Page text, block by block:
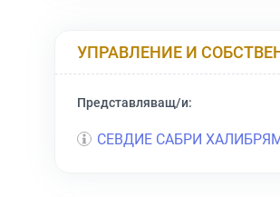
УПРАВЛЕНИЕ И
Представляващ/и:
СЕВДИЕ САБРИ